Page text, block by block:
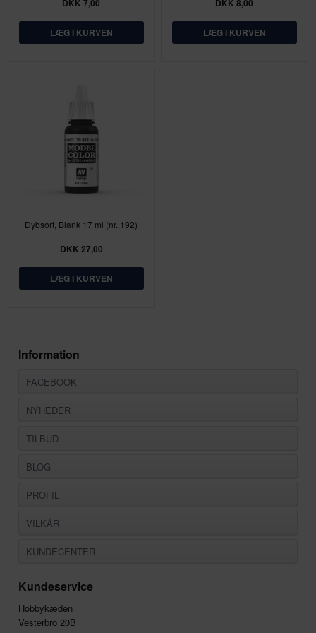
DKK 7,00 DKK 8,00
Dybsort, Blank 17 ml (nr. 192)
DKK 27,00
Information
FACEBOOK
NYHEDER
TILBUD
BLOG
PROFIL
VILKÅR
KUNDECENTER
Kundeservice
Hobbykæden
Vesterbro 20B